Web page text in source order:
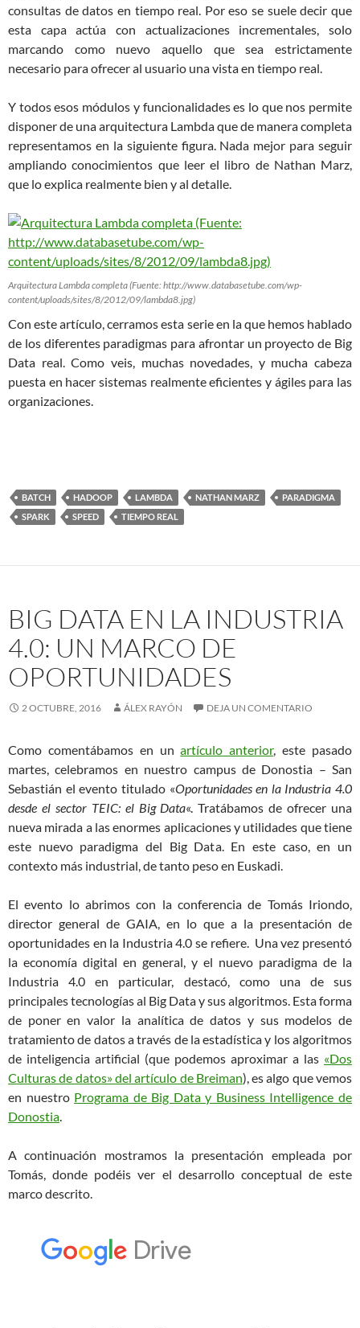
consultas de datos en tiempo real. Por eso se suele decir que
esta capa actúa con actualizaciones incrementales, solo
marcando como nuevo aquello que sea estrictamente
necesario para ofrecer al usuario una vista en tiempo real.
Y todos esos módulos y funcionalidades es lo que nos permite
disponer de una arquitectura Lambda que de manera completa
representamos en la siguiente figura. Nada mejor para seguir
ampliando conocimientos que leer el libro de Nathan Marz,
que lo explica realmente bien y al detalle.
Arquitectura Lambda completa (Fuente: http://www.databasetube.com/wp-
content/uploads/sites/8/2012/09/lambda8.jpg)
Con este artículo, cerramos esta serie en la que hemos hablado
de los diferentes paradigmas para afrontar un proyecto de Big
Data real. Como veis, muchas novedades, y mucha cabeza
puesta en hacer sistemas realmente eficientes y ágiles para las
organizaciones.
BATCH HADOOP LAMBDA NATHAN MARZ
PARADIGMA
SPARK
SPEED TIEMPO REAL
BIG DATA EN LA INDUSTRIA
4.0: UN MARCO DE
OPORTUNIDADES
2 OCTUBRE, 2016 ÁLEX RAYÓN DEJA UN COMENTARIO
Como comentábamos en unartículo anterior, este pasado
martes, celebramos en nuestro campus de Donostia – San
Sebastián el evento titulado «Oportunidades en la Industria 4.0
desde el sector TEIC: el Big Data«. Tratábamos de ofrecer una
nueva mirada a las enormes aplicaciones y utilidades que tiene
este nuevo paradigma del Big Data. En este caso, en un
contexto más industrial, de tanto peso en Euskadi.
El evento lo abrimos con la conferencia de Tomás Iriondo,
director general de GAIA, en lo que a la presentación de
oportunidades en la Industria 4.0 se refiere. Una vez presentó
la economía digital en general, y el nuevo paradigma de la
Industria 4.0 en particular, destacó, como una de sus
principales tecnologías al Big Data y sus algoritmos. Esta forma
de poner en valor la analítica de datos y sus modelos de
tratamiento de datos a través de la estadística y los algoritmos
de inteligencia artificial (que podemos aproximar a las «Dos
Culturas de datos» del artículo de Breiman), es algo que vemos
en nuestro Programa de Big Data y Business Intelligence de
Donostia.
A continuación mostramos la presentación empleada por
Tomás, donde podéis ver el desarrollo conceptual de este
marco descrito.